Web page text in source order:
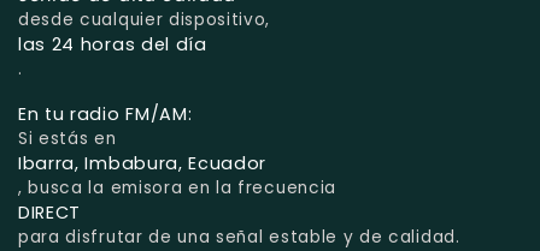
desde cualquier dispositivo,
las 24 horas del día
.
En tu radio FM/AM:
Si estás en
Ibarra, Imbabura, Ecuador
, busca la emisora en la frecuencia
DIRECT
para disfrutar de una señal estable y de calidad.